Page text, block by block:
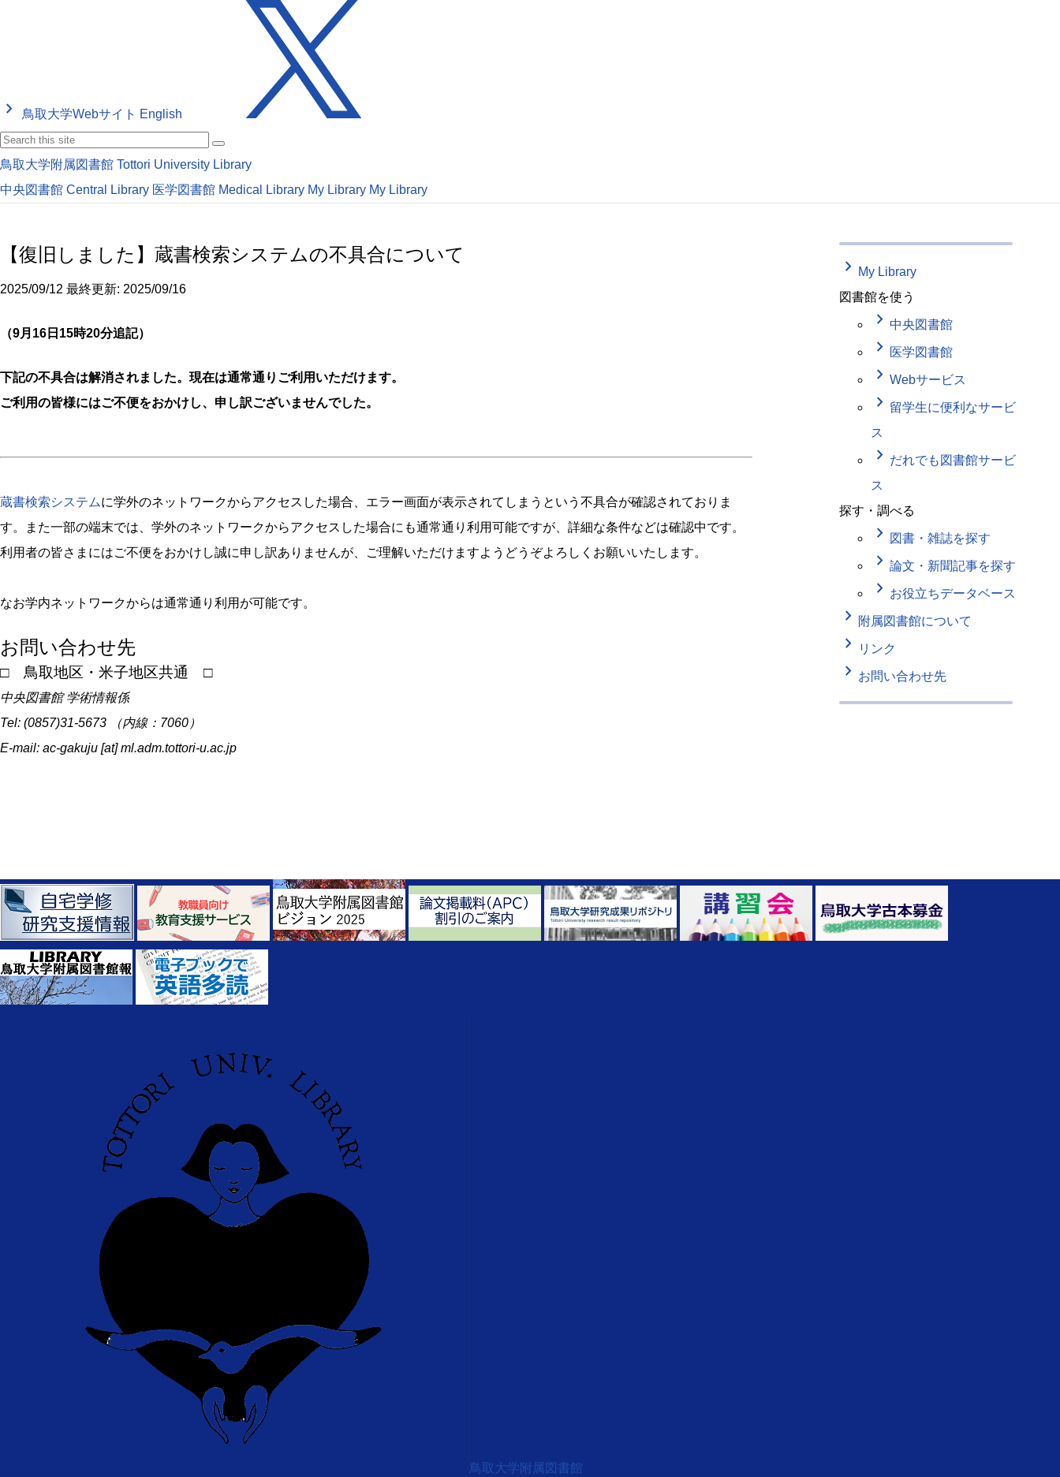
keyboard_arrow_right 鳥取大学Webサイト English
鳥取大学附属図書館 Tottori University Library
中央図書館 Central Library 医学図書館 Medical Library My Library My Library
【復旧しました】蔵書検索システムの不具合について
2025/09/12 最終更新: 2025/09/16
（9月16日15時20分追記）
下記の不具合は解消されました。現在は通常通りご利用いただけます。
ご利用の皆様にはご不便をおかけし、申し訳ございませんでした。
蔵書検索システムに学外のネットワークからアクセスした場合、エラー画面が表示されてしまうという不具合が確認されておりま
す。また一部の端末では、学外のネットワークからアクセスした場合にも通常通り利用可能ですが、詳細な条件などは確認中です。
利用者の皆さまにはご不便をおかけし誠に申し訳ありませんが、ご理解いただけますようどうぞよろしくお願いいたします。
なお学内ネットワークからは通常通り利用が可能です。
お問い合わせ先
□ 鳥取地区・米子地区共通 □
中央図書館 学術情報係
Tel: (0857)31-5673 （内線：7060）
E-mail: ac-gakuju [at] ml.adm.tottori-u.ac.jp
keyboard_arrow_right My Library
図書館を使う
keyboard_arrow_right 中央図書館
keyboard_arrow_right 医学図書館
keyboard_arrow_right Webサービス
keyboard_arrow_right 留学生に便利なサービ
ス
keyboard_arrow_right だれでも図書館サービ
ス
探す・調べる
keyboard_arrow_right 図書・雑誌を探す
keyboard_arrow_right 論文・新聞記事を探す
keyboard_arrow_right お役立ちデータベース
keyboard_arrow_right 附属図書館について
keyboard_arrow_right リンク
keyboard_arrow_right お問い合わせ先
鳥取大学附属図書館